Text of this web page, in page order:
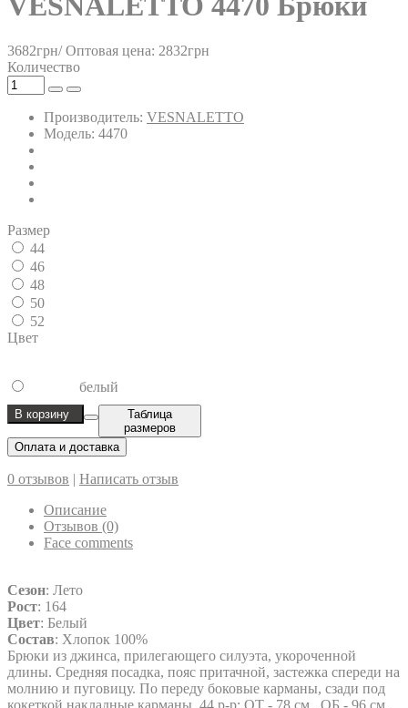
3682грн/ Оптовая цена: 2832грн
Количество
Производитель: VESNALETTO
Модель: 4470
Размер
44
46
48
50
52
Цвет
белый
В корзину
Таблица
размеров
Оплата и доставка
0 отзывов | Написать отзыв
Описание
Отзывов (0)
Face comments
Сезон: Лето
Рост: 164
Цвет: Белый
Состав: Хлопок 100%
Брюки из джинса, прилегающего силуэта, укороченной
длины. Средняя посадка, пояс притачной, застежка спереди на
молнию и пуговицу. По переду боковые карманы, сзади под
кокеткой накладные карманы. 44 р-р: ОТ - 78 см., ОБ - 96 см.